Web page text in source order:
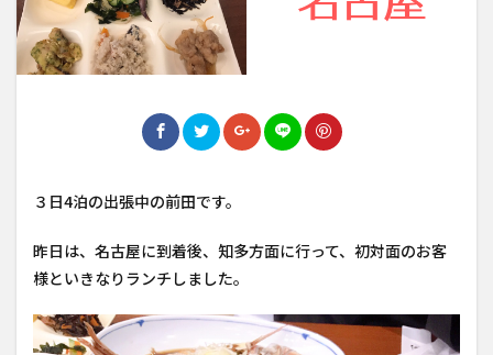
３日4泊の出張中の前田です。
昨日は、名古屋に到着後、知多方面に行って、初対面のお客
様といきなりランチしました。